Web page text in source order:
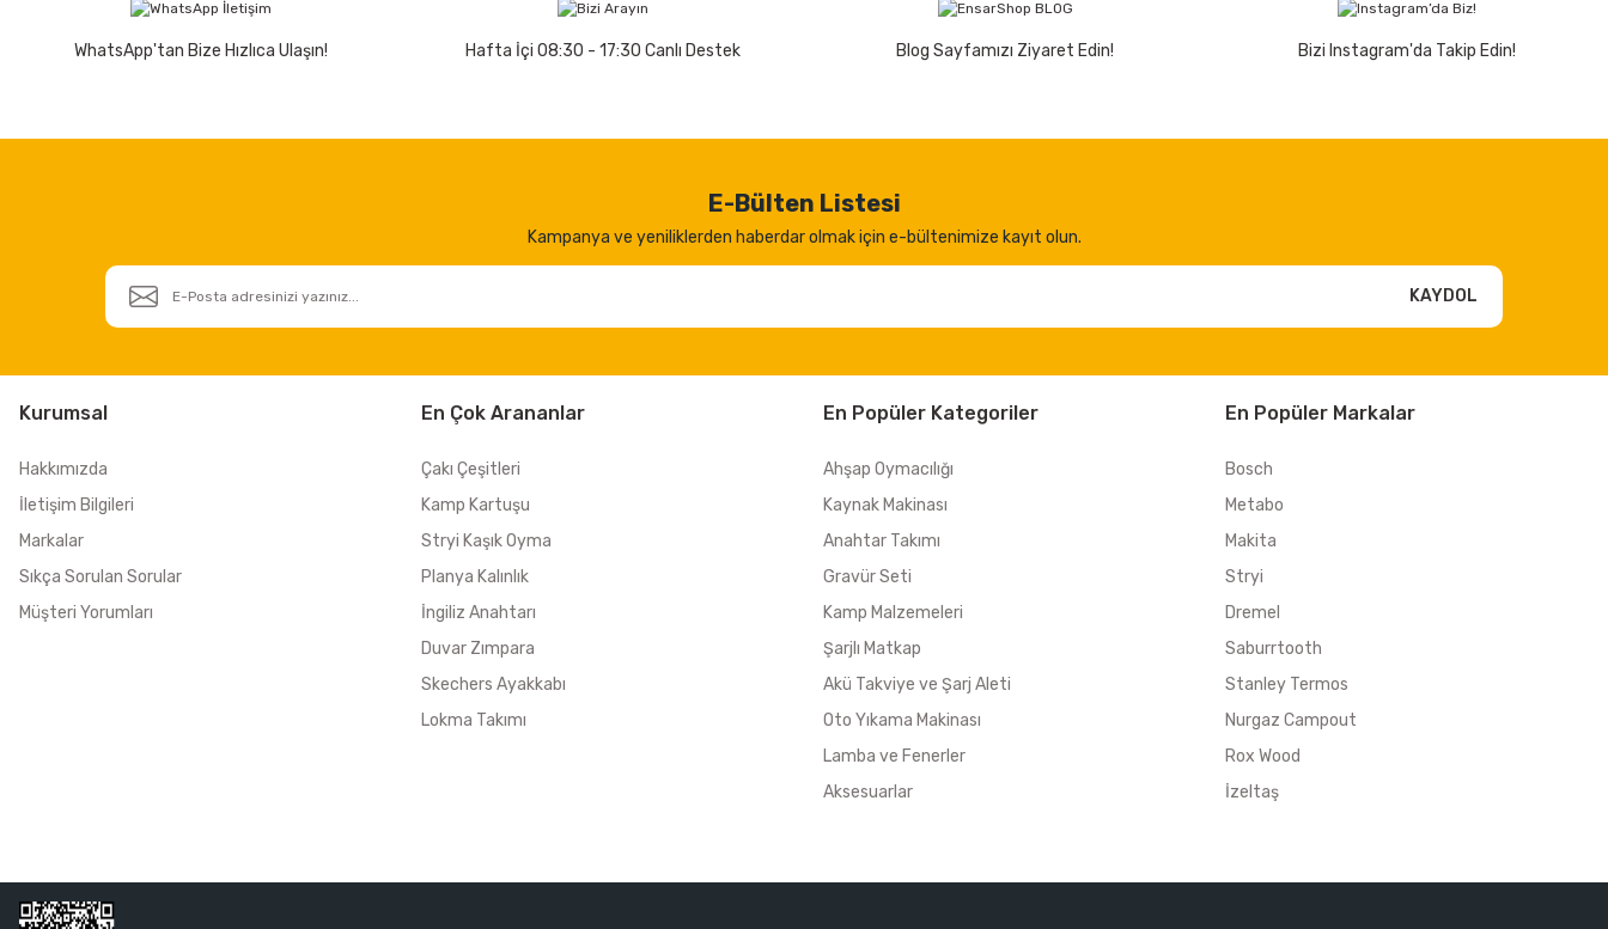
WhatsApp'tan Bize Hızlıca Ulaşın! Hafta İçi 08:30 - 17:30 Canlı Destek Blog Sayfamızı Ziyaret Edin! Bizi Instagram'da Takip Edin!
E-Bülten Listesi
Kampanya ve yeniliklerden haberdar olmak için e-bültenimize kayıt olun.
KAYDOL
Kurumsal
Hakkımızda
İletişim Bilgileri
Markalar
Sıkça Sorulan Sorular
Müşteri Yorumları
En Çok Arananlar
Çakı Çeşitleri
Kamp Kartuşu
Stryi Kaşık Oyma
Planya Kalınlık
İngiliz Anahtarı
Duvar Zımpara
Skechers Ayakkabı
Lokma Takımı
En Popüler Kategoriler
Ahşap Oymacılığı
Kaynak Makinası
Anahtar Takımı
Gravür Seti
Kamp Malzemeleri
Şarjlı Matkap
Akü Takviye ve Şarj Aleti
Oto Yıkama Makinası
Lamba ve Fenerler
Aksesuarlar
En Popüler Markalar
Bosch
Metabo
Makita
Stryi
Dremel
Saburrtooth
Stanley Termos
Nurgaz Campout
Rox Wood
İzeltaş